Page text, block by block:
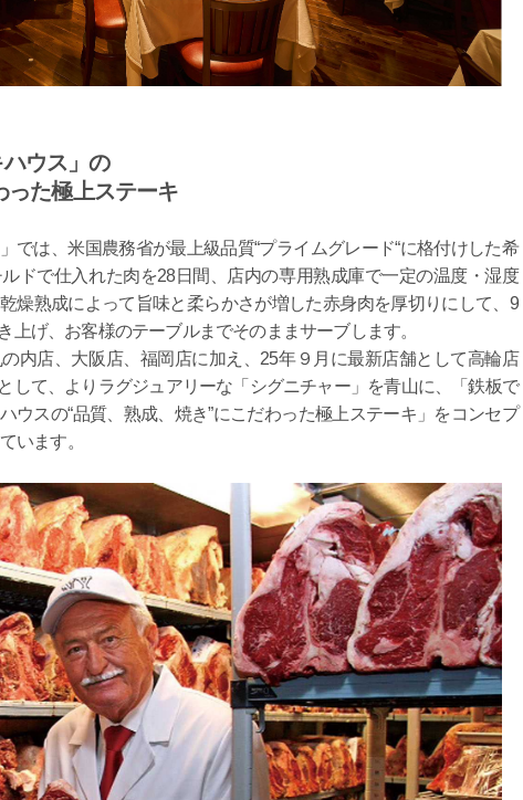
ハウス」の
った極上ステーキ
では、米国農務省が最上級品質“プライムグレード“に格付けした希
ドで仕入れた肉を28日間、店内の専用熟成庫で一定の温度・湿度
燥熟成によって旨味と柔らかさが増した赤身肉を厚切りにして、9
げ、お客様のテーブルまでそのままサーブします。
内店、大阪店、福岡店に加え、25年９月に最新店舗として高輪店
して、よりラグジュアリーな「シグニチャー」を青山に、「鉄板で
ウスの“品質、熟成、焼き”にこだわった極上ステーキ」をコンセプ
います。